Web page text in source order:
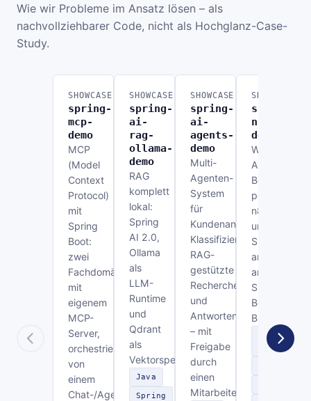
Wie wir Probleme im Ansatz lösen – als
nachvollziehbarer Code, nicht als Hochglanz-Case-
Study.
SHOWCASE
spring-
mcp-
demo
MCP
(Model
Context
Protocol)
mit
Spring
Boot:
zwei
Fachdomänen
mit
eigenem
MCP-
Server,
orchestriert
von
einem
Chat-/Agenten-
SHOWCASE
spring-
ai-
rag-
ollama-
demo
RAG
komplett
lokal:
Spring
AI 2.0,
Ollama
als
LLM-
Runtime
und
Qdrant
als
Vektorspeicher.
Java
Spring
SHOWCASE
spring-
ai-
agents-
demo
Multi-
Agenten-
System
für
Kundenanfragen:
Klassifizierung,
RAG-
gestützte
Recherche
und
Antwortentwurf
– mit
Freigabe
durch
einen
Mitarbeiter.
SHOWCASE
spring-
n8n-
demo
Workflow-
per
n8n
und
Slack,
angebunden
an ein
Spring-
Boot-
Backend.
Spring
Boot